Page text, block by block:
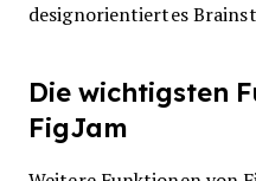
designorientiertes
Die wichtigsten
FigJam